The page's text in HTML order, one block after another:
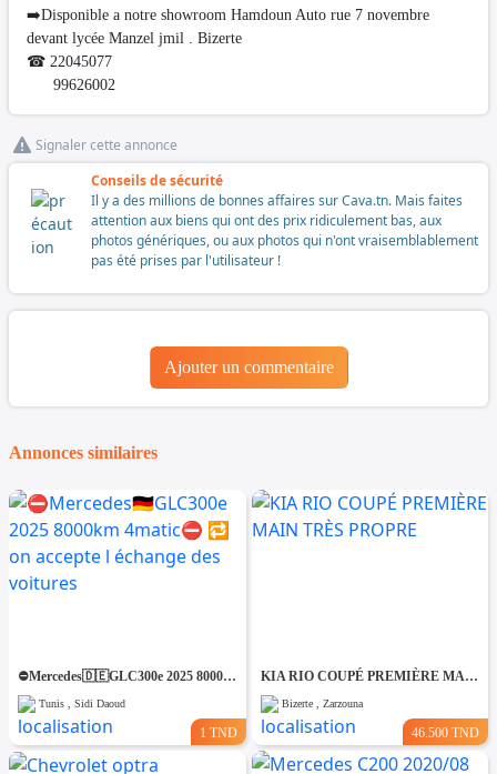
➡️Disponible a notre showroom Hamdoun Auto rue 7 novembre
devant lycée Manzel jmil . Bizerte
☎ 22045077
99626002
Signaler cette annonce
Conseils de sécurité
Il y a des millions de bonnes affaires sur Cava.tn. Mais faites
attention aux biens qui ont des prix ridiculement bas, aux
photos génériques, ou aux photos qui n'ont vraisemblablement
pas été prises par l'utilisateur !
Ajouter un commentaire
Annonces similaires
⛔️Mercedes🇩🇪GLC300e 2025 8000km 4matic⛔️ 🔁 on accepte l échange des voitures
Tunis , Sidi Daoud
1 TND
KIA RIO COUPÉ PREMIÈRE MAIN TRÈS PROPRE
Bizerte , Zarzouna
46.500 TND